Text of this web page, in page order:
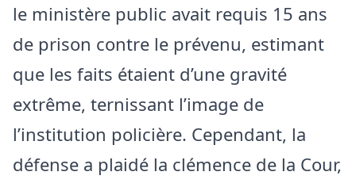
le ministère public avait requis 15 ans
de prison contre le prévenu, estimant
que les faits étaient d’une gravité
extrême, ternissant l’image de
l’institution policière. Cependant, la
défense a plaidé la clémence de la Cour,